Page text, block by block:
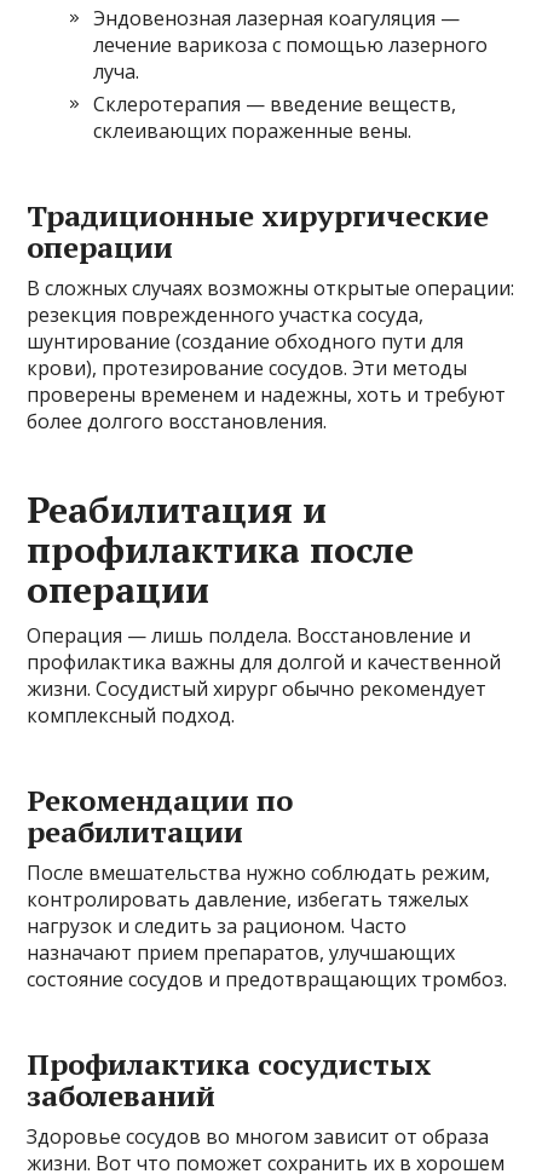
Эндовенозная лазерная коагуляция —
лечение варикоза с помощью лазерного
луча.
Склеротерапия — введение веществ,
склеивающих пораженные вены.
Традиционные хирургические
операции
В сложных случаях возможны открытые операции:
резекция поврежденного участка сосуда,
шунтирование (создание обходного пути для
крови), протезирование сосудов. Эти методы
проверены временем и надежны, хоть и требуют
более долгого восстановления.
Реабилитация и
профилактика после
операции
Операция — лишь полдела. Восстановление и
профилактика важны для долгой и качественной
жизни. Сосудистый хирург обычно рекомендует
комплексный подход.
Рекомендации по
реабилитации
После вмешательства нужно соблюдать режим,
контролировать давление, избегать тяжелых
нагрузок и следить за рационом. Часто
назначают прием препаратов, улучшающих
состояние сосудов и предотвращающих тромбоз.
Профилактика сосудистых
заболеваний
Здоровье сосудов во многом зависит от образа
жизни. Вот что поможет сохранить их в хорошем